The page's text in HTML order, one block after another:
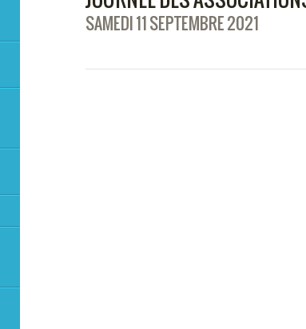
SAMEDI 11 SEPTEMBRE 2021